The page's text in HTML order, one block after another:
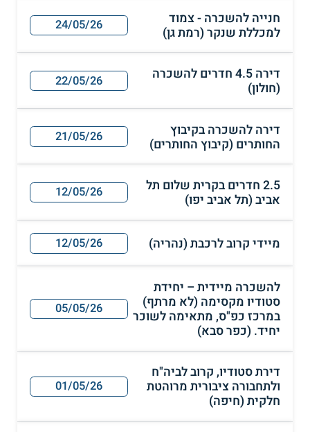
חנייה להשכרה - צמוד
למכללת שנקר (רמת גן)
24/05/26
דירה 4.5 חדרים להשכרה
(חולון)
22/05/26
דירה להשכרה בקיבוץ
החותרים (קיבוץ החותרים)
21/05/26
2.5 חדרים בקרית שלום תל
אביב (תל אביב יפו)
12/05/26
מיידי קרוב לרכבת (נהריה) 12/05/26
להשכרה מיידית – יחידת
סטודיו מקסימה (לא מרתף)
במרכז כפ"ס, מתאימה לשוכר
יחיד. (כפר סבא)
05/05/26
דירת סטודיו, קרוב לביה"ח
ולתחבורה ציבורית מרוהטת
חלקית (חיפה)
01/05/26